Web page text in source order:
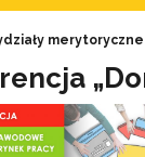
doskonalenia"
merytoryczne